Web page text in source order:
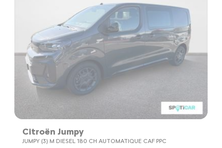
Citroën Jumpy
JUMPY (3) M DIESEL 180 CH AUTOMATIQUE CAF PPC